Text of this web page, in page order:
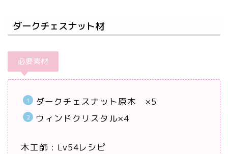
ダークチェスナット材
必要素材
ダークチェスナット原木 ×5
ウィンドクリスタル×4
木工師 : Lv54レシピ